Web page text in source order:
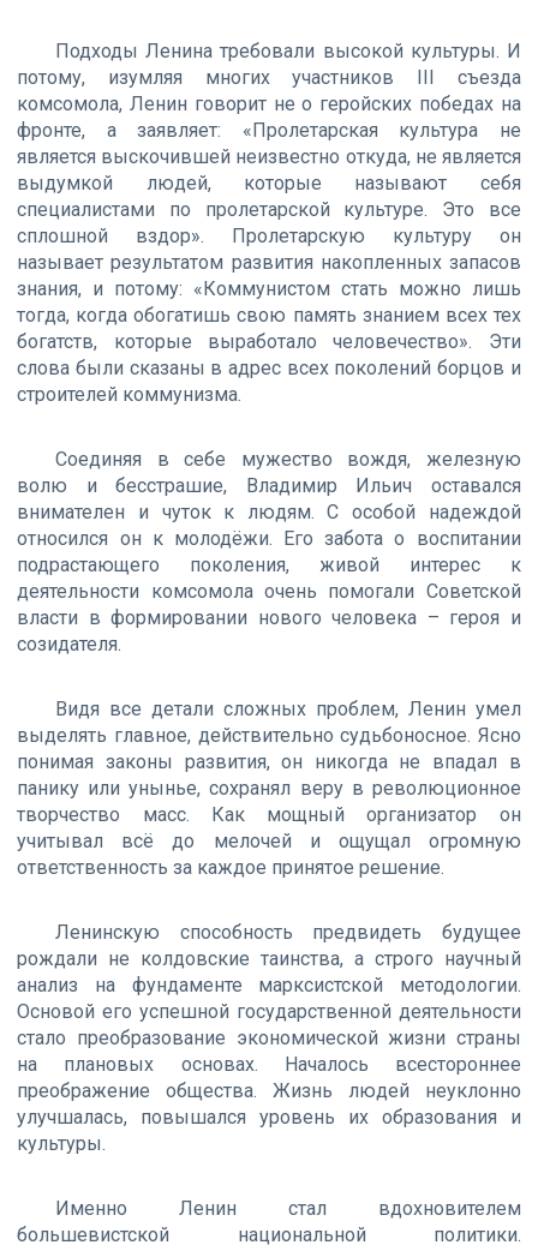
Подходы Ленина требовали высокой культуры. И
потому, изумляя многих участников III съезда
комсомола, Ленин говорит не о геройских победах на
фронте, а заявляет: «Пролетарская культура не
является выскочившей неизвестно откуда, не является
выдумкой людей, которые называют себя
специалистами по пролетарской культуре. Это все
сплошной вздор». Пролетарскую культуру он
называет результатом развития накопленных запасов
знания, и потому: «Коммунистом стать можно лишь
тогда, когда обогатишь свою память знанием всех тех
богатств, которые выработало человечество». Эти
слова были сказаны в адрес всех поколений борцов и
строителей коммунизма.
Соединяя в себе мужество вождя, железную
волю и бесстрашие, Владимир Ильич оставался
внимателен и чуток к людям. С особой надеждой
относился он к молодёжи. Его забота о воспитании
подрастающего поколения, живой интерес к
деятельности комсомола очень помогали Советской
власти в формировании нового человека – героя и
созидателя.
Видя все детали сложных проблем, Ленин умел
выделять главное, действительно судьбоносное. Ясно
понимая законы развития, он никогда не впадал в
панику или унынье, сохранял веру в революционное
творчество масс. Как мощный организатор он
учитывал всё до мелочей и ощущал огромную
ответственность за каждое принятое решение.
Ленинскую способность предвидеть будущее
рождали не колдовские таинства, а строго научный
анализ на фундаменте марксистской методологии.
Основой его успешной государственной деятельности
стало преобразование экономической жизни страны
на плановых основах. Началось всестороннее
преображение общества. Жизнь людей неуклонно
улучшалась, повышался уровень их образования и
культуры.
Именно Ленин стал вдохновителем
большевистской национальной политики.